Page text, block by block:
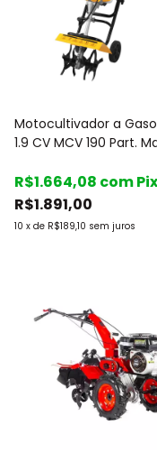
Motocultivador a
1.9 CV MCV 190 Part.
R$1.891,00
10 x de R$189,10 sem juros
R$1.664,08 comPix